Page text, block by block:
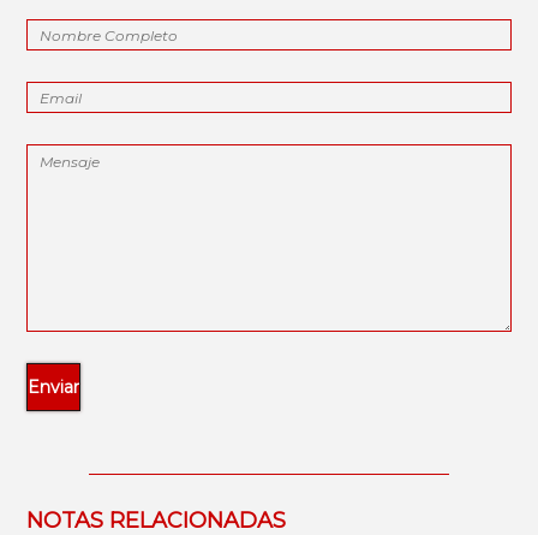
NOTAS RELACIONADAS